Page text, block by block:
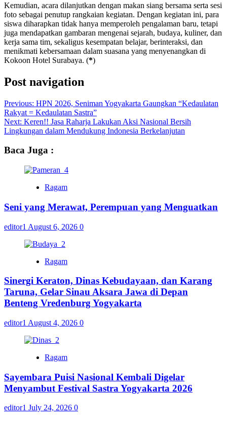
Kemudian, acara dilanjutkan dengan makan siang bersama serta sesi
foto sebagai penutup rangkaian kegiatan. Dengan kegiatan ini, para
siswa diharapkan tidak hanya memperoleh pengalaman baru, tetapi
juga mendapatkan gambaran mengenai sejarah, budaya, kuliner, dan
kerja sama tim, sekaligus kesempatan belajar, berinteraksi, dan
menikmati kebersamaan dalam suasana yang menyenangkan di
Kokoon Hotel Surabaya. (*)
Post navigation
Previous: HPN 2026, Seniman Yogyakarta Gaungkan “Kedaulatan
Rakyat = Kedaulatan Sastra”
Next: Keren!! Jasa Raharja Lakukan Aksi Nasional Bersih
Lingkungan dalam Mendukung Indonesia Berkelanjutan
Baca Juga :
Ragam
Seni yang Merawat, Perempuan yang Menguatkan
editor1 August 6, 2026 0
Ragam
Sinergi Keraton, Dinas Kebudayaan, dan Karang
Taruna, Gelar Sinau Aksara Jawa di Depan
Benteng Vredenburg Yogyakarta
editor1 August 4, 2026 0
Ragam
Sayembara Puisi Nasional Kembali Digelar
Menyambut Festival Sastra Yogyakarta 2026
editor1 July 24, 2026 0